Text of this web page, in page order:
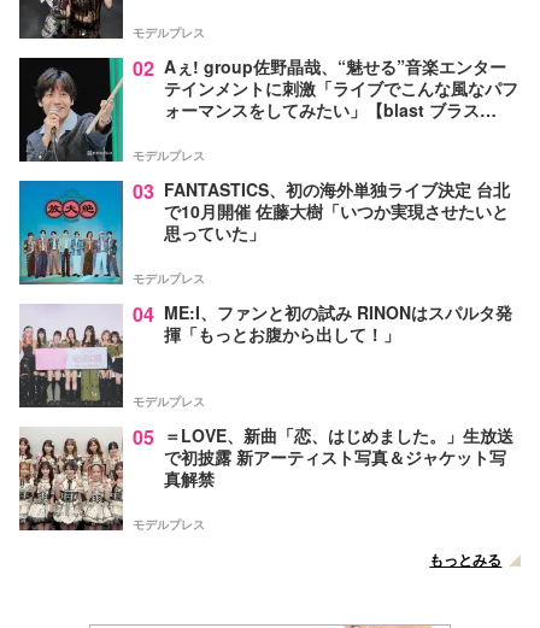
モデルプレス
02 Aぇ! group佐野晶哉、“魅せる”音楽エンター
テインメントに刺激「ライブでこんな風なパフ
ォーマンスをしてみたい」【blast ブラス
モデルプレス
03 FANTASTICS、初の海外単独ライブ決定 台北
で10月開催 佐藤大樹「いつか実現させたいと
思っていた」
モデルプレス
04 ME:I、ファンと初の試み RINONはスパルタ発
揮「もっとお腹から出して！」
モデルプレス
05 ＝LOVE、新曲「恋、はじめました。」生放送
で初披露 新アーティスト写真＆ジャケット写
真解禁
モデルプレス
もっとみる